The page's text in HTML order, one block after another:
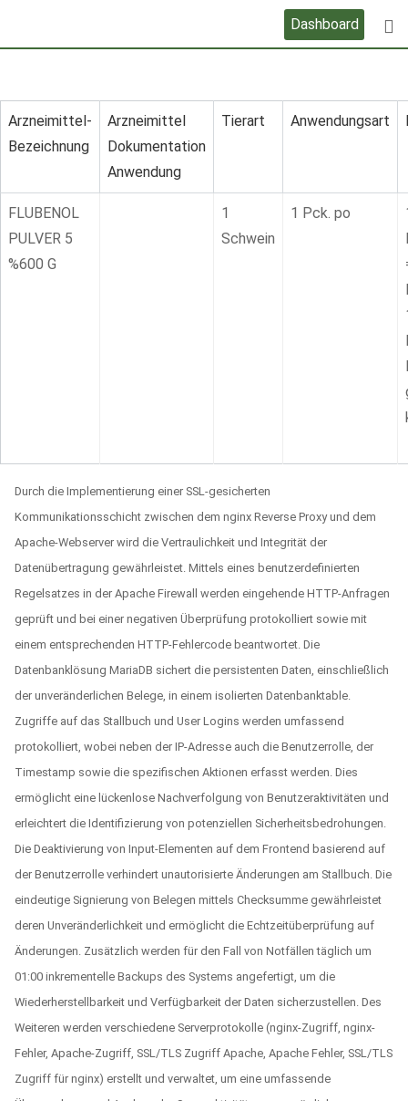
Dashboard
Arzneimittel-
Bezeichnung
Arzneimittel
Dokumentation
Anwendung
Tierart Anwendungsart
FLUBENOL
PULVER 5
%600 G
1
Schwein
1 Pck. po
Durch die Implementierung einer SSL-gesicherten
Kommunikationsschicht zwischen dem nginx Reverse Proxy und dem
Apache-Webserver wird die Vertraulichkeit und Integrität der
Datenübertragung gewährleistet. Mittels eines benutzerdefinierten
Regelsatzes in der Apache Firewall werden eingehende HTTP-Anfragen
geprüft und bei einer negativen Überprüfung protokolliert sowie mit
einem entsprechenden HTTP-Fehlercode beantwortet. Die
Datenbanklösung MariaDB sichert die persistenten Daten, einschließlich
der unveränderlichen Belege, in einem isolierten Datenbanktable.
Zugriffe auf das Stallbuch und User Logins werden umfassend
protokolliert, wobei neben der IP-Adresse auch die Benutzerrolle, der
Timestamp sowie die spezifischen Aktionen erfasst werden. Dies
ermöglicht eine lückenlose Nachverfolgung von Benutzeraktivitäten und
erleichtert die Identifizierung von potenziellen Sicherheitsbedrohungen.
Die Deaktivierung von Input-Elementen auf dem Frontend basierend auf
der Benutzerrolle verhindert unautorisierte Änderungen am Stallbuch. Die
eindeutige Signierung von Belegen mittels Checksumme gewährleistet
deren Unveränderlichkeit und ermöglicht die Echtzeitüberprüfung auf
Änderungen. Zusätzlich werden für den Fall von Notfällen täglich um
01:00 inkrementelle Backups des Systems angefertigt, um die
Wiederherstellbarkeit und Verfügbarkeit der Daten sicherzustellen. Des
Weiteren werden verschiedene Serverprotokolle (nginx-Zugriff, nginx-
Fehler, Apache-Zugriff, SSL/TLS Zugriff Apache, Apache Fehler, SSL/TLS
Zugriff für nginx) erstellt und verwaltet, um eine umfassende